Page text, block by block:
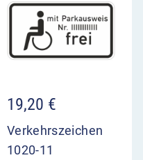
19,20 €
Verkehrszeichen
1020-11